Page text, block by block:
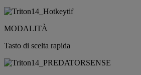
MODALITÀ
Tasto di scelta rapida